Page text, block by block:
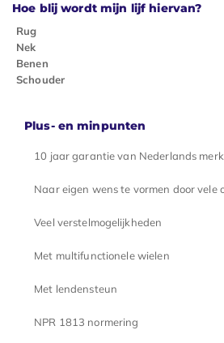
Hoe blij wordt mijn lijf hiervan?
Rug
Nek
Benen
Schouder
Plus- en minpunten
10 jaar garantie van Nederlands merk
Naar eigen wens te vormen door vele
Veel verstelmogelijkheden
Met multifunctionele wielen
Met lendensteun
NPR 1813 normering